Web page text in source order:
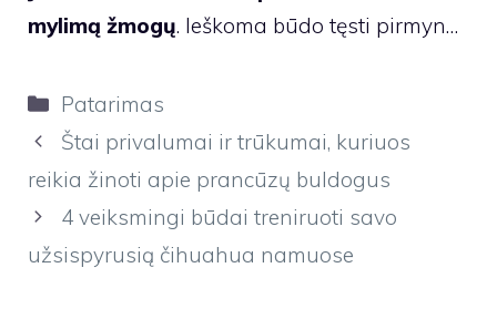
mylimą žmogų. Ieškoma būdo tęsti pirmyn…
Kategorijos
Patarimas
Štai privalumai ir trūkumai, kuriuos
reikia žinoti apie prancūzų buldogus
4 veiksmingi būdai treniruoti savo
užsispyrusią čihuahua namuose